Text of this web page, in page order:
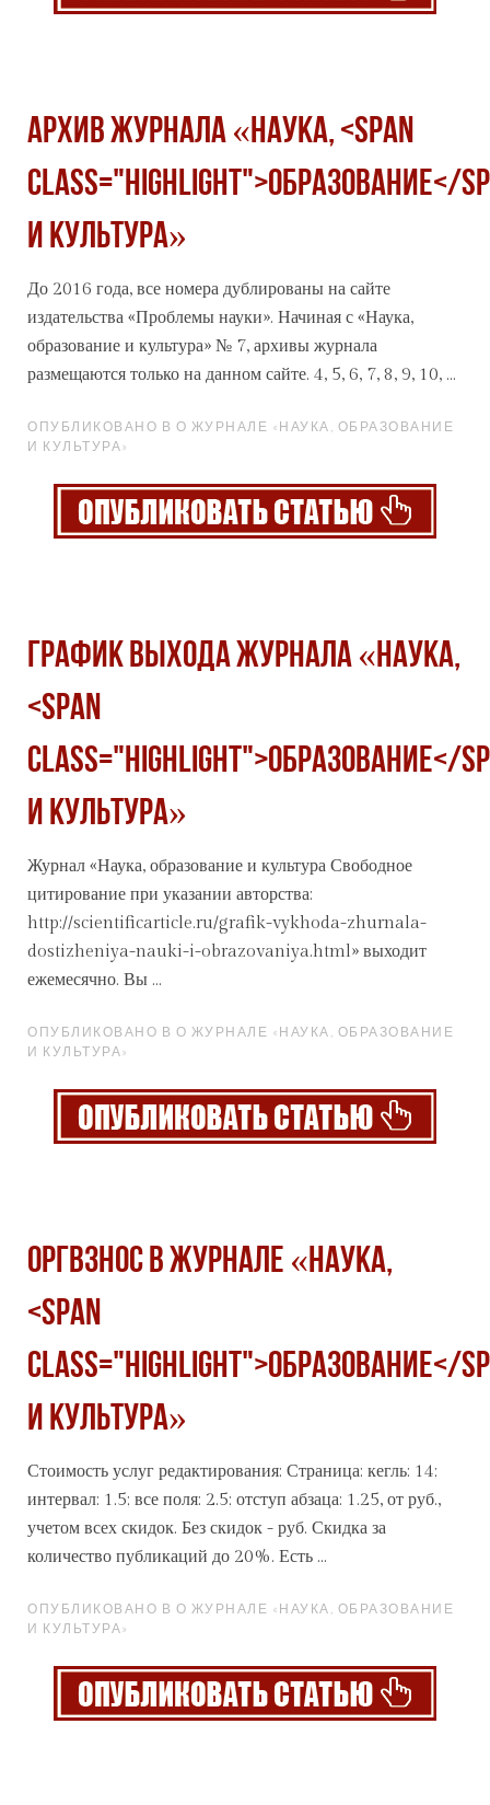
Архив журнала «Наука, <span
class="highlight">образование</
и культура»
До 2016 года, все номера дублированы на сайте
издательства «Проблемы науки». Начиная с «Наука,
образование и культура» № 7, архивы журнала
размещаются только на данном сайте. 4, 5, 6, 7, 8, 9, 10, ...
ОПУБЛИКОВАНО В О ЖУРНАЛЕ «НАУКА, ОБРАЗОВАНИЕ
И КУЛЬТУРА»
График выхода журнала «Наука,
<span
class="highlight">образование</
и культура»
Журнал «Наука, образование и культура Свободное
цитирование при указании авторства:
http://scientificarticle.ru/grafik-vykhoda-zhurnala-
dostizheniya-nauki-i-obrazovaniya.html» выходит
ежемесячно. Вы ...
ОПУБЛИКОВАНО В О ЖУРНАЛЕ «НАУКА, ОБРАЗОВАНИЕ
И КУЛЬТУРА»
Оргвзнос в журнале «Наука,
<span
class="highlight">образование</
и культура»
Стоимость услуг редактирования: Страница: кегль: 14;
интервал: 1.5; все поля: 2.5; отступ абзаца: 1.25, от руб.,
учетом всех скидок. Без скидок - руб. Скидка за
количество публикаций до 20%. Есть ...
ОПУБЛИКОВАНО В О ЖУРНАЛЕ «НАУКА, ОБРАЗОВАНИЕ
И КУЛЬТУРА»